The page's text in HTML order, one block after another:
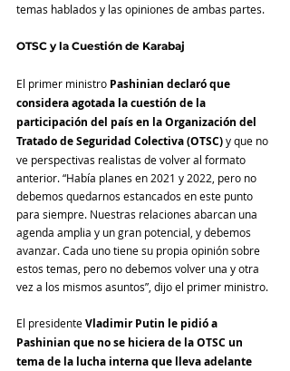
temas hablados y las opiniones de ambas partes.
OTSC y la Cuestión de Karabaj
El primer ministro Pashinian declaró que
considera agotada la cuestión de la
participación del país en la Organización del
Tratado de Seguridad Colectiva (OTSC) y que no
ve perspectivas realistas de volver al formato
anterior. “Había planes en 2021 y 2022, pero no
debemos quedarnos estancados en este punto
para siempre. Nuestras relaciones abarcan una
agenda amplia y un gran potencial, y debemos
avanzar. Cada uno tiene su propia opinión sobre
estos temas, pero no debemos volver una y otra
vez a los mismos asuntos”, dijo el primer ministro.
El presidente Vladimir Putin le pidió a
Pashinian que no se hiciera de la OTSC un
tema de la lucha interna que lleva adelante